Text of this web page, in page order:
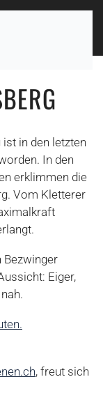
in den letzten
In den
erklimmen die
Vom Kletterer
Bezwinger
Eiger,
, freut sich